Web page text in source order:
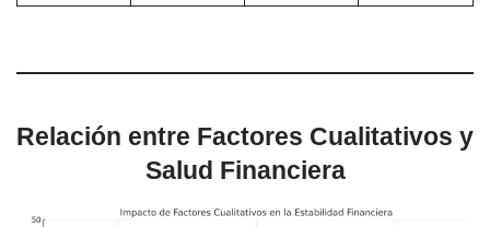
Relación entre Factores Cualitativos y
Salud Financiera